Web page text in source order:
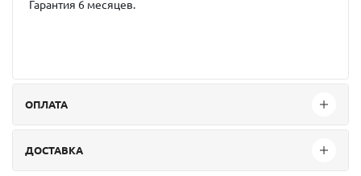
Гарантия 6 месяцев.
ОПЛАТА
ДОСТАВКА